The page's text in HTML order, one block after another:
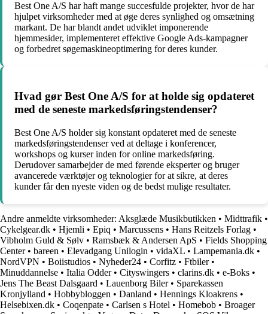
Best One A/S har haft mange succesfulde projekter, hvor de har
hjulpet virksomheder med at øge deres synlighed og omsætning
markant. De har blandt andet udviklet imponerende
hjemmesider, implementeret effektive Google Ads-kampagner
og forbedret søgemaskineoptimering for deres kunder.
Hvad gør Best One A/S for at holde sig opdateret
med de seneste markedsføringstendenser?
Best One A/S holder sig konstant opdateret med de seneste
markedsføringstendenser ved at deltage i konferencer,
workshops og kurser inden for online markedsføring.
Derudover samarbejder de med førende eksperter og bruger
avancerede værktøjer og teknologier for at sikre, at deres
kunder får den nyeste viden og de bedst mulige resultater.
Andre anmeldte virksomheder: Aksglæde Musikbutikken • Midttrafik •
Cykelgear.dk • Hjemli • Epiq • Marcussens • Hans Reitzels Forlag •
Vibholm Guld & Sølv • Ramsbæk & Andersen ApS • Fields Shopping
Center• bareen • Elevadgang Unilogin • vidaXL • Lampemania.dk •
NordVPN • Boiistudios • Nyheder24 • Corfitz • Ftbiler•
Minuddannelse • Italia Odder• Cityswingers • clarins.dk • e-Boks •
Jens The Beast Dalsgaard • Lauenborg Biler• Sparekassen
Kronjylland • Hobbybloggen • Danland • Hennings Kloakrens •
Helsebixen.dk • Coqenpate • Carlsen s Hotel • Homebob • Broager